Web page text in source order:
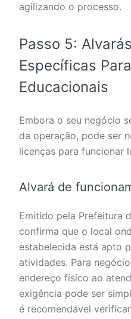
agilizando o processo.
Passo 5:
Específicas
Educacionais
Embora o seu negócio
da operação, pode ser
licenças para funcionar
Alvará de
Emitido pela Prefeitura
confirma que o local
estabelecida está apto
atividades. Para
endereço físico ao
exigência pode ser
é recomendável